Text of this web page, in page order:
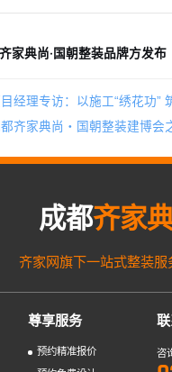
家典尚·国朝整装品牌方发布
经理专访：以施工“绣花功”
齐家典尚・国朝整装建博会
成都齐家
齐家网旗下一站式整装服
尊享服务
预约精准报价 咨